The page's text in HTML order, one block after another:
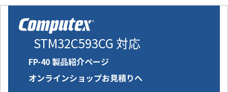
STM32C593CG 対応
FP-40 製品紹介ページ
オンラインショップお見積りへ